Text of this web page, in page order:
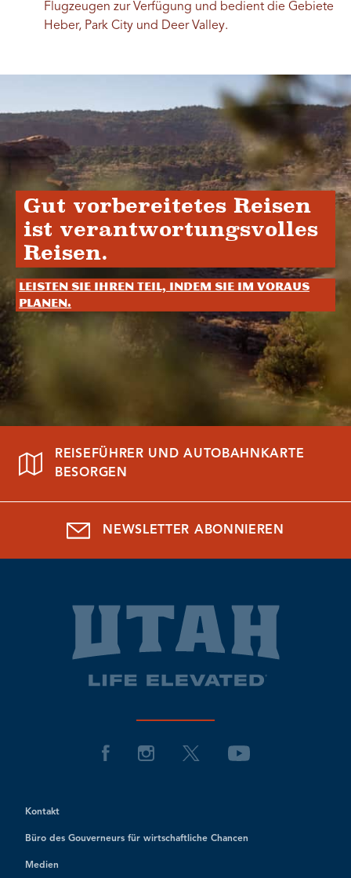
Flugzeugen zur Verfügung und bedient die Gebiete
Heber, Park City und Deer Valley.
Gut vorbereitetes Reisen
ist verantwortungsvolles
Reisen.
Leisten Sie Ihren Teil, indem Sie im Voraus
planen.
REISEFÜHRER UND AUTOBAHNKARTE
BESORGEN
NEWSLETTER ABONNIEREN
Kontakt
Büro des Gouverneurs für wirtschaftliche Chancen
Medien